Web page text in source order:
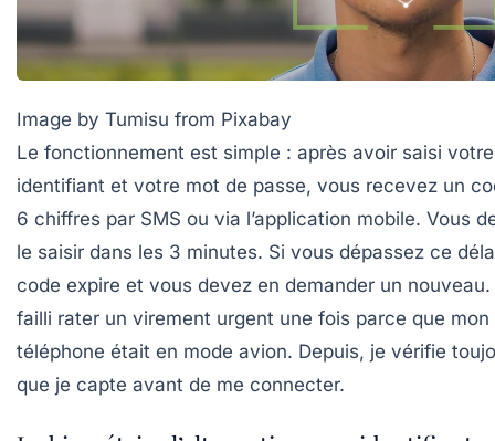
Image by Tumisu from Pixabay
Le fonctionnement est simple : après avoir saisi votre
identifiant et votre mot de passe, vous recevez un
6 chiffres par SMS ou via l’application mobile. Vous
le saisir dans les 3 minutes. Si vous dépassez ce
code expire et vous devez en demander un nouveau.
failli rater un virement urgent une fois parce que mon
téléphone était en mode avion. Depuis, je vérifie
que je capte avant de me connecter.